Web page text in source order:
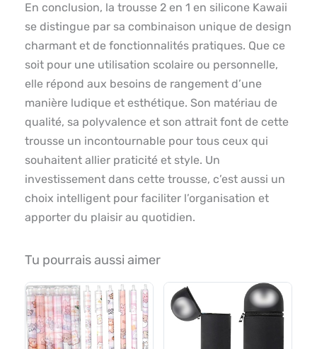
En conclusion, la trousse 2 en 1 en silicone Kawaii
se distingue par sa combinaison unique de design
charmant et de fonctionnalités pratiques. Que ce
soit pour une utilisation scolaire ou personnelle,
elle répond aux besoins de rangement d’une
manière ludique et esthétique. Son matériau de
qualité, sa polyvalence et son attrait font de cette
trousse un incontournable pour tous ceux qui
souhaitent allier praticité et style. Un
investissement dans cette trousse, c’est aussi un
choix intelligent pour faciliter l’organisation et
apporter du plaisir au quotidien.
Tu pourrais aussi aimer